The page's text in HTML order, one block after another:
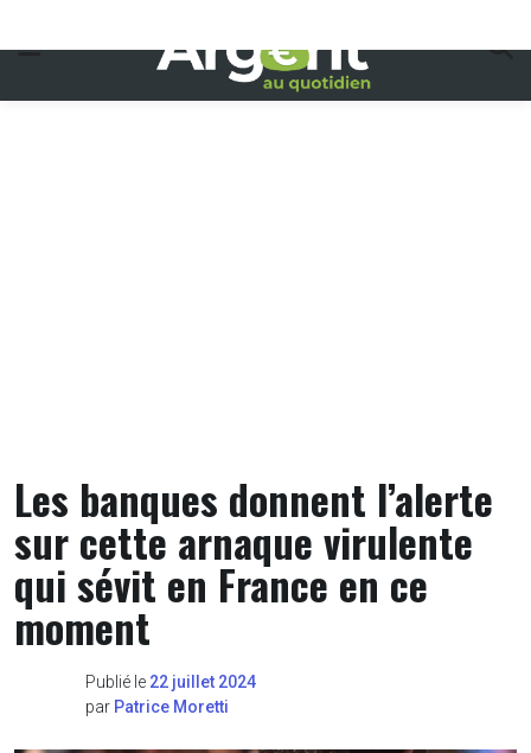
Les banques donnent l’alerte
sur cette arnaque virulente
qui sévit en France en ce
moment
Publié le 22 juillet 2024
par Patrice Moretti